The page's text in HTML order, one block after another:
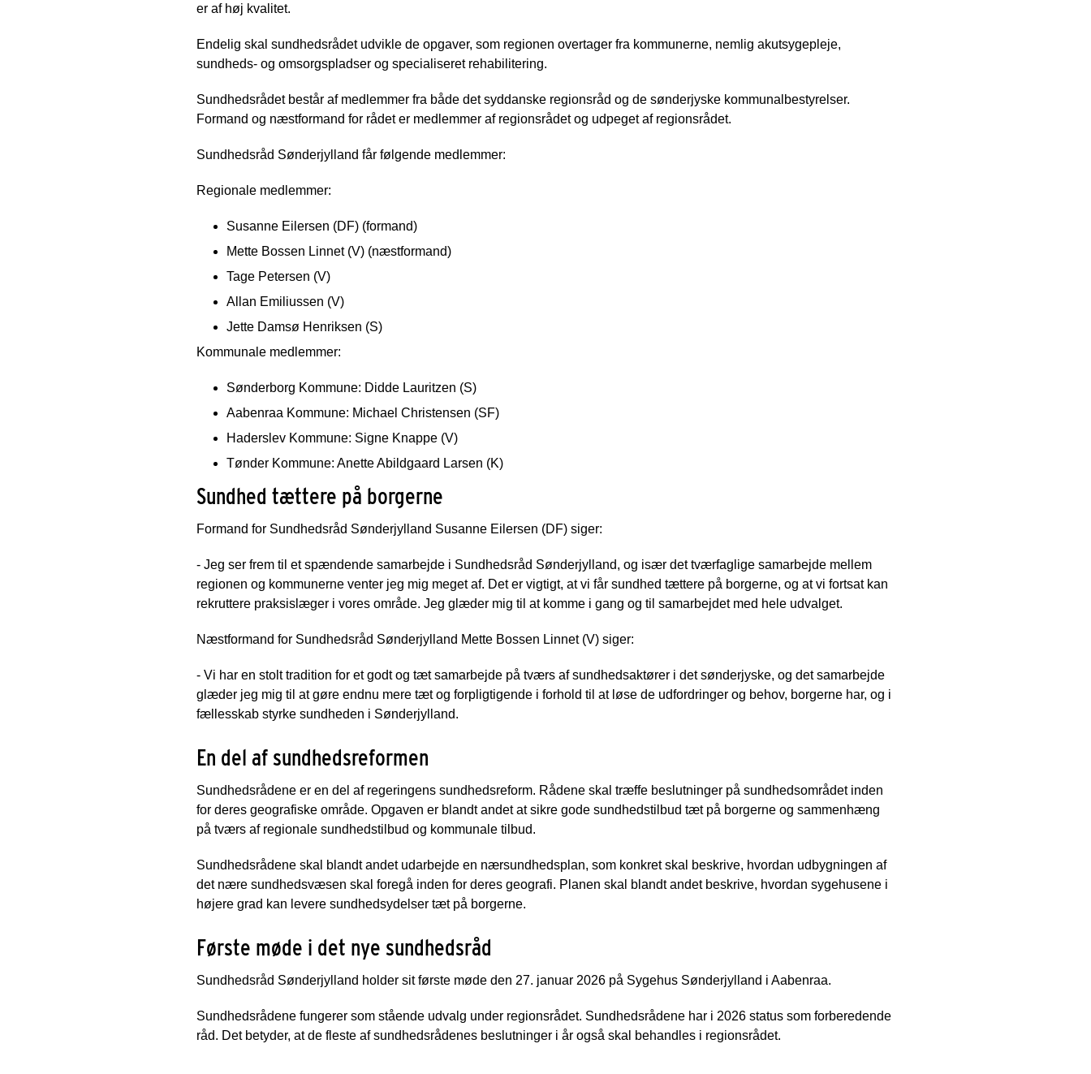
er af høj kvalitet.
Endelig skal sundhedsrådet udvikle de opgaver, som regionen overtager fra kommunerne, nemlig akutsygepleje,
sundheds- og omsorgspladser og specialiseret rehabilitering.
Sundhedsrådet består af medlemmer fra både det syddanske regionsråd og de sønderjyske kommunalbestyrelser.
Formand og næstformand for rådet er medlemmer af regionsrådet og udpeget af regionsrådet.
Sundhedsråd Sønderjylland får følgende medlemmer:
Regionale medlemmer:
Susanne Eilersen (DF) (formand)
Mette Bossen Linnet (V) (næstformand)
Tage Petersen (V)
Allan Emiliussen (V)
Jette Damsø Henriksen (S)
Kommunale medlemmer:
Sønderborg Kommune: Didde Lauritzen (S)
Aabenraa Kommune: Michael Christensen (SF)
Haderslev Kommune: Signe Knappe (V)
Tønder Kommune: Anette Abildgaard Larsen (K)
Sundhed tættere på borgerne
Formand for Sundhedsråd Sønderjylland Susanne Eilersen (DF) siger:
- Jeg ser frem til et spændende samarbejde i Sundhedsråd Sønderjylland, og især det tværfaglige samarbejde mellem
regionen og kommunerne venter jeg mig meget af. Det er vigtigt, at vi får sundhed tættere på borgerne, og at vi fortsat kan
rekruttere praksislæger i vores område. Jeg glæder mig til at komme i gang og til samarbejdet med hele udvalget.
Næstformand for Sundhedsråd Sønderjylland Mette Bossen Linnet (V) siger:
- Vi har en stolt tradition for et godt og tæt samarbejde på tværs af sundhedsaktører i det sønderjyske, og det samarbejde
glæder jeg mig til at gøre endnu mere tæt og forpligtigende i forhold til at løse de udfordringer og behov, borgerne har, og i
fællesskab styrke sundheden i Sønderjylland.
En del af sundhedsreformen
Sundhedsrådene er en del af regeringens sundhedsreform. Rådene skal træffe beslutninger på sundhedsområdet inden
for deres geografiske område. Opgaven er blandt andet at sikre gode sundhedstilbud tæt på borgerne og sammenhæng
på tværs af regionale sundhedstilbud og kommunale tilbud.
Sundhedsrådene skal blandt andet udarbejde en nærsundhedsplan, som konkret skal beskrive, hvordan udbygningen af
det nære sundhedsvæsen skal foregå inden for deres geografi. Planen skal blandt andet beskrive, hvordan sygehusene i
højere grad kan levere sundhedsydelser tæt på borgerne.
Første møde i det nye sundhedsråd
Sundhedsråd Sønderjylland holder sit første møde den 27. januar 2026 på Sygehus Sønderjylland i Aabenraa.
Sundhedsrådene fungerer som stående udvalg under regionsrådet. Sundhedsrådene har i 2026 status som forberedende
råd. Det betyder, at de fleste af sundhedsrådenes beslutninger i år også skal behandles i regionsrådet.